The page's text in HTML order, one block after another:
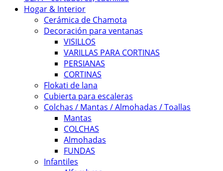
Hogar & Interior
Cerámica de Chamota
Decoración para ventanas
VISILLOS
VARILLAS PARA CORTINAS
PERSIANAS
CORTINAS
Flokati de lana
Cubierta para escaleras
Colchas / Mantas / Almohadas / Toallas
Mantas
COLCHAS
Almohadas
FUNDAS
Infantiles